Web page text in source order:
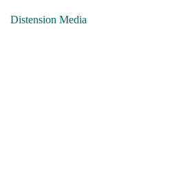
Distension Media